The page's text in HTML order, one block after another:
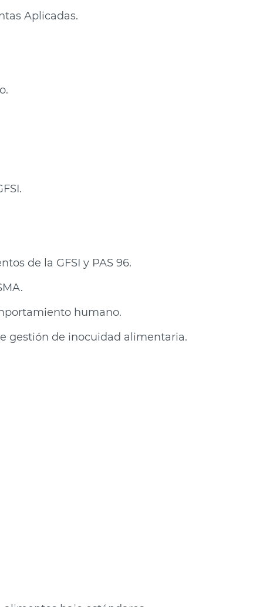
Aplicadas.
de la GFSI y PAS 96.
humano.
gestión de inocuidad alimentaria.